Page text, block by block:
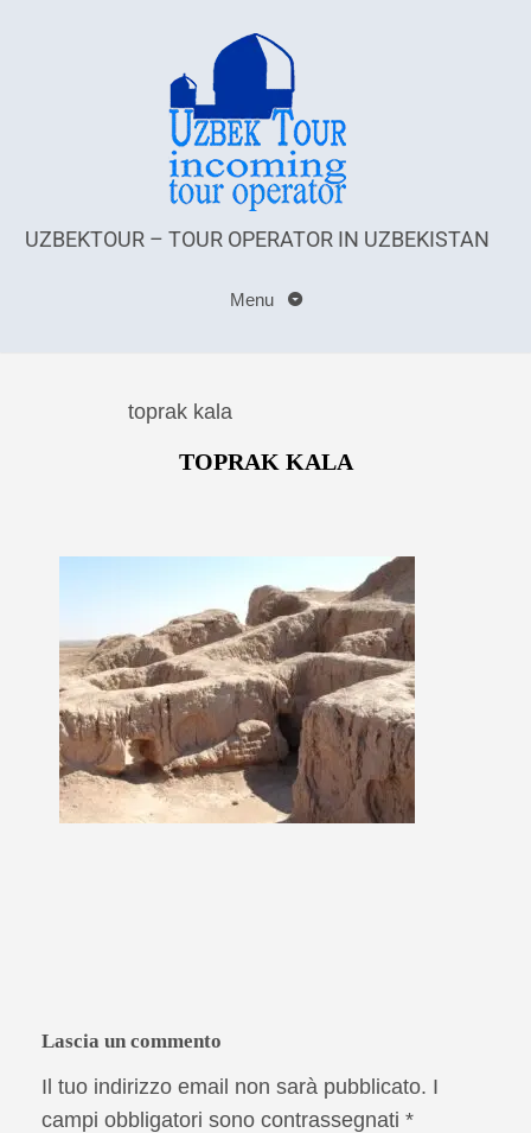
UZBEKTOUR – TOUR OPERATOR IN UZBEKISTAN
Menu
toprak kala
TOPRAK KALA
Lascia un commento
Il tuo indirizzo email non sarà pubblicato. I
campi obbligatori sono contrassegnati *